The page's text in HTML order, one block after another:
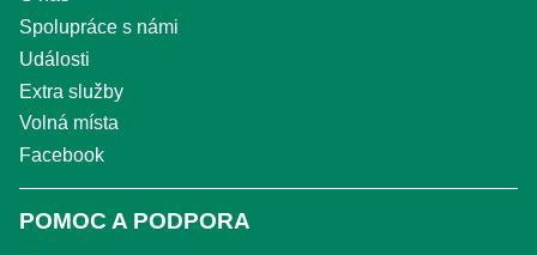
Spolupráce s námi
Události
Extra služby
Volná místa
Facebook
POMOC A PODPORA